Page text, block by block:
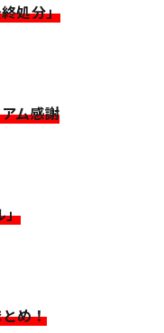
処分」
ム感謝
」
め！